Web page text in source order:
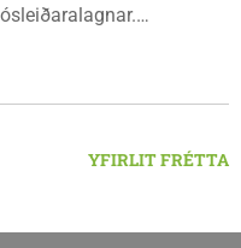
morgun fimmtudag
YFIRLIT FRÉTTA